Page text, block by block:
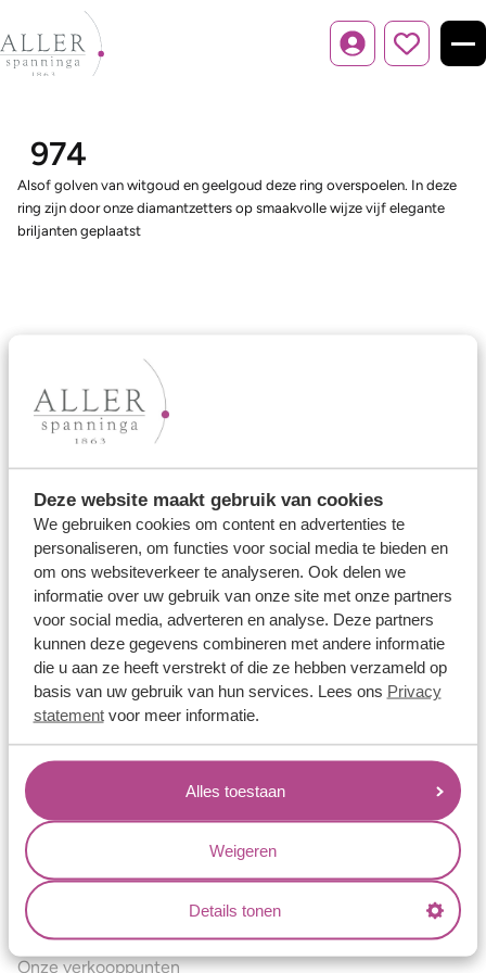
Deze website maakt gebruik van cookies
We gebruiken cookies om content en advertenties te
personaliseren, om functies voor social media te bieden en
om ons websiteverkeer te analyseren. Ook delen we
informatie over uw gebruik van onze site met onze partners
voor social media, adverteren en analyse. Deze partners
kunnen deze gegevens combineren met andere informatie
die u aan ze heeft verstrekt of die ze hebben verzameld op
basis van uw gebruik van hun services. Lees ons Privacy
statementvoor meer informatie.
Alles toestaan
Weigeren
Details tonen
Inloggen
974
Alsof golven van witgoud en geelgoud deze ring overspoelen. In deze
ring zijn door onze diamantzetters op smaakvolle wijze vijf elegante
briljanten geplaatst
Ons aanbod
Trouwringen
Verlovingsringen
Vriendschapsringen
Over ons
Aller Spanninga
Historie
Certificaten
Blogs
Jouw voordelen
Conflictvrije Materialen
Oneindig veel mogelijkheden
Kwaliteit
Juweliers & Contact
Onze verkooppunten